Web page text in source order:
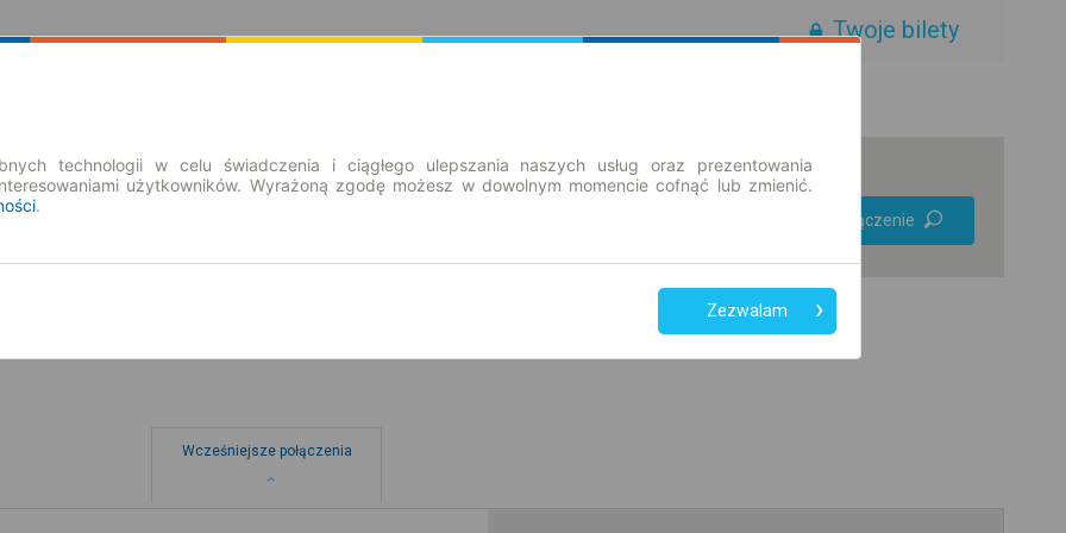
Twoje bilety
Znajdź połączenie
Wcześniejsze połączenia
technologii w celu świadczenia i ciągłego ulepszania naszych usług oraz prezentowania
użytkowników. Wyrażoną zgodę możesz w dowolnym momencie cofnąć lub zmienić.
.
Zezwalam